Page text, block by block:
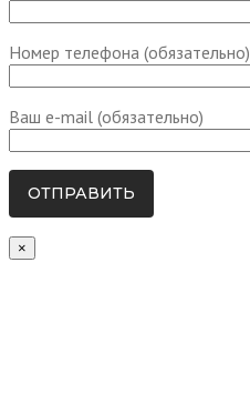
Номер телефона (обязательно)
Ваш e-mail (обязательно)
×